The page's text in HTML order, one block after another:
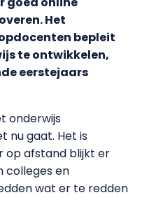
Het
bepleit
te ontwikkelen,
eerstejaars
onderwijs
nu gaat. Het is
op afstand blijkt er
colleges en
wat er te redden